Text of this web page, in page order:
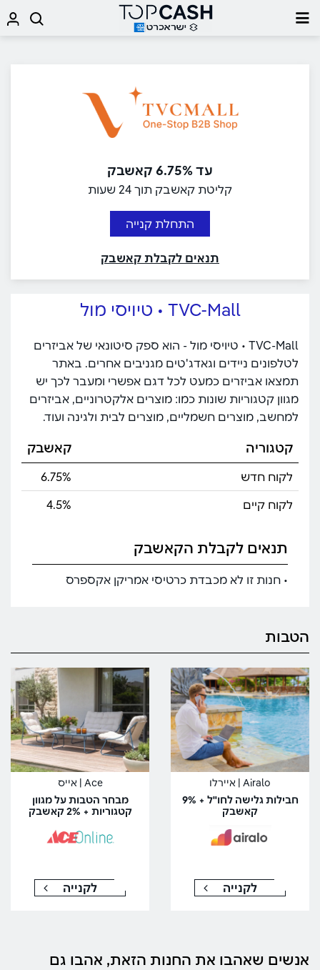
עד 6.75% קאשבק
קליטת קאשבק תוך 24 שעות
התחלת קנייה
תנאים לקבלת קאשבק
TVC-Mall • טיויסי מול
TVC-Mall • טיויסי מול - הוא ספק סיטונאי של אביזרים
לטלפונים ניידים וגאדג'טים מגניבים אחרים. באתר
תמצאו אביזרים כמעט לכל דגם אפשרי ומעבר לכך יש
מגוון קטגוריות שונות כמו: מוצרים אלקטרוניים, אביזרים
למחשב, מוצרים חשמליים, מוצרים לבית ולגינה ועוד.
קטגוריה קאשבק
לקוח חדש
6.75%
לקוח קיים
4.5%
תנאים לקבלת הקאשבק
• חנות זו לא מכבדת כרטיסי אמריקן אקספרס
הטבות
Airalo | איירלו
חבילות גלישה לחו"ל + 9%
קאשבק
לקנייה
Ace | אייס
מבחר הטבות על מגוון
קטגוריות + 2% קאשבק
לקנייה
אנשים שאהבו את החנות הזאת, אהבו גם